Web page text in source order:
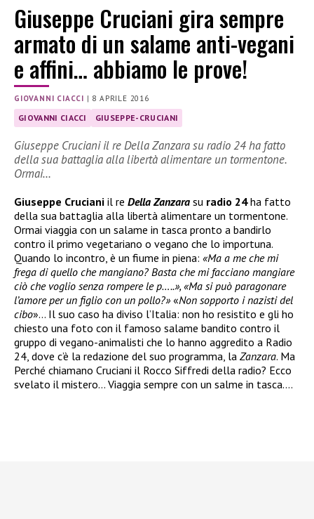
Giuseppe Cruciani gira sempre
armato di un salame anti-vegani
e affini… abbiamo le prove!
GIOVANNI CIACCI | 8 APRILE 2016
GIOVANNI CIACCI GIUSEPPE-CRUCIANI
Giuseppe Cruciani il re Della Zanzara su radio 24 ha fatto
della sua battaglia alla libertà alimentare un tormentone.
Ormai…
Giuseppe Cruciani il re Della Zanzara su radio 24ha fatto
della sua battaglia alla libertà alimentare un tormentone.
Ormai viaggia con un salame in tasca pronto a bandirlo
contro il primo vegetariano o vegano che lo importuna.
Quando lo incontro, è un fiume in piena: «Ma a me che mi
frega di quello che mangiano? Basta che mi facciano mangiare
ciò che voglio senza rompere le p…..», «Ma si può paragonare
l’amore per un figlio con un pollo?»«Non sopporto i nazisti del
cibo»… Il suo caso ha diviso l’Italia: non ho resistito e gli ho
chiesto una foto con il famoso salame bandito contro il
gruppo di vegano-animalisti che lo hanno aggredito a Radio
24, dove c’è la redazione del suo programma, la Zanzara. Ma
Perché chiamano Cruciani il Rocco Siffredi della radio? Ecco
svelato il mistero… Viaggia sempre con un salme in tasca….